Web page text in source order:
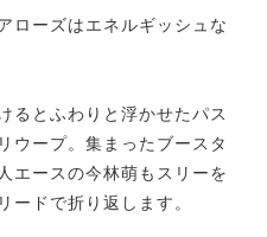
ローズはエネルギッシュな
るとふわりと浮かせたパス
ウープ。集まったブースタ
エースの今林萌もスリーを
ードで折り返します。